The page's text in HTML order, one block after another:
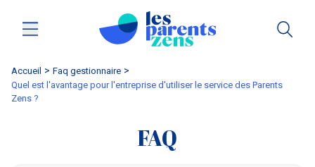
Accueil
faq gestionnaire
Quel est l'avantage pour l'entreprise d'utiliser le service des Parents
Zens ?
FAQ